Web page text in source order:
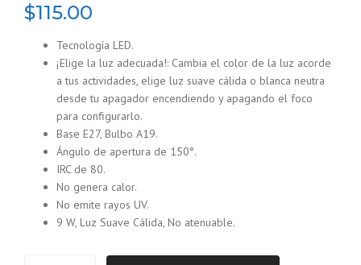
$115.00
Tecnología LED.
¡Elige la luz adecuada!: Cambia el color de la luz acorde
a tus actividades, elige luz suave cálida o blanca neutra
desde tu apagador encendiendo y apagando el foco
para configurarlo.
Base E27, Bulbo A19.
Ángulo de apertura de 150°.
IRC de 80.
No genera calor.
No emite rayos UV.
9 W, Luz Suave Cálida, No atenuable.